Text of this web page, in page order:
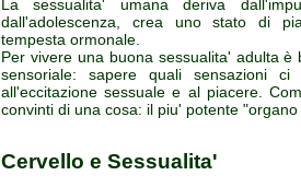
La sessualita' umana deriva
dall'adolescenza, crea uno stato di
tempesta ormonale.
Per vivere una buona sessualita' adulta
sensoriale: sapere quali sensazioni
all'eccitazione sessuale e al piacere.
convinti di una cosa: il piu' potente
Cervello e Sessualita'